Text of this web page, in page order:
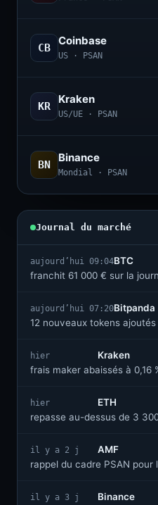
CB
Coinbase
US · PSAN
KR
Kraken
US/UE · PSAN
BN
Binance
Mondial · PSAN
Journal du marché
aujourd’hui 09:04BTC
franchit 61 000 € sur la
aujourd’hui 07:20Bitpanda
12 nouveaux tokens
hier
Kraken
frais maker abaissés à 0,16
hier
ETH
repasse au-dessus de 3
il y a 2 j
AMF
rappel du cadre PSAN pour
il y a 3 j
Binance